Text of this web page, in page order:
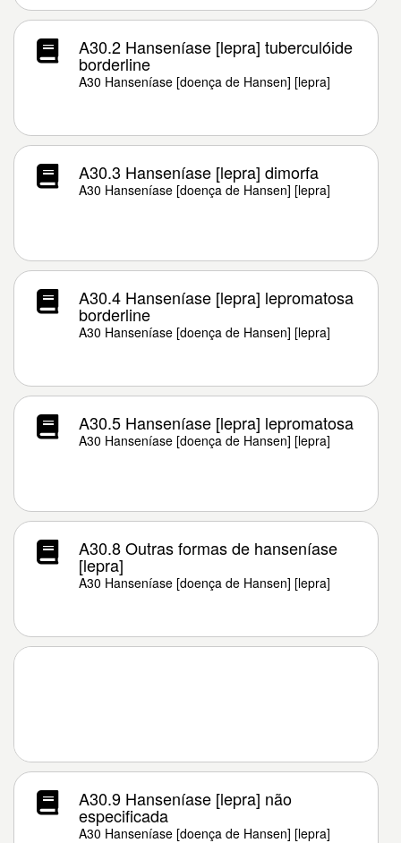
A30.2 Hanseníase [lepra] tuberculóide
borderline
A30 Hanseníase [doença de Hansen] [lepra]
A30.3 Hanseníase [lepra] dimorfa
A30 Hanseníase [doença de Hansen] [lepra]
A30.4 Hanseníase [lepra] lepromatosa
borderline
A30 Hanseníase [doença de Hansen] [lepra]
A30.5 Hanseníase [lepra] lepromatosa
A30 Hanseníase [doença de Hansen] [lepra]
A30.8 Outras formas de hanseníase
[lepra]
A30 Hanseníase [doença de Hansen] [lepra]
A30.9 Hanseníase [lepra] não
especificada
A30 Hanseníase [doença de Hansen] [lepra]